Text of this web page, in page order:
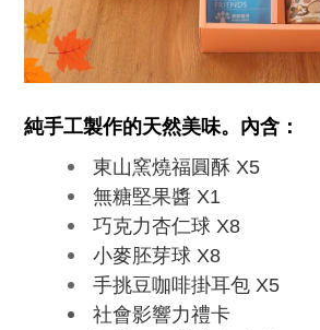
純手工製作的天然美味。內含：
東山窯燒福圓酥 X5
無糖堅果醬 X1
巧克力杏仁球 X8
小麥胚芽球 X8
手挑豆咖啡掛耳包 X5
社會影響力禮卡